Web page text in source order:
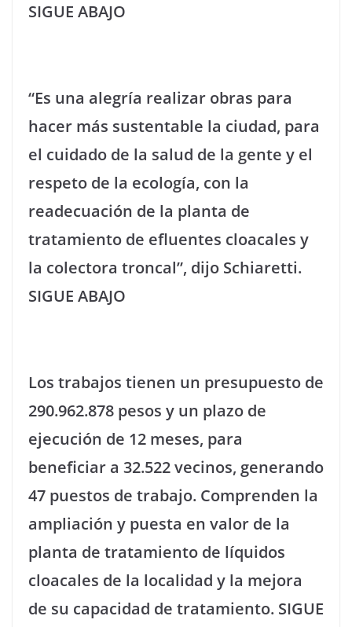
SIGUE ABAJO
“Es una alegría realizar obras para
hacer más sustentable la ciudad, para
el cuidado de la salud de la gente y el
respeto de la ecología, con la
readecuación de la planta de
tratamiento de efluentes cloacales y
la colectora troncal”, dijo Schiaretti.
SIGUE ABAJO
Los trabajos tienen un presupuesto de
290.962.878 pesos y un plazo de
ejecución de 12 meses, para
beneficiar a 32.522 vecinos, generando
47 puestos de trabajo. Comprenden la
ampliación y puesta en valor de la
planta de tratamiento de líquidos
cloacales de la localidad y la mejora
de su capacidad de tratamiento. SIGUE